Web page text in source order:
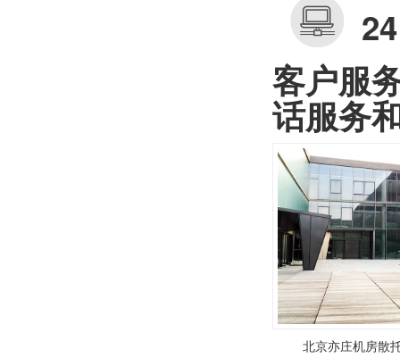
客户服
话服务
北京亦庄机房散